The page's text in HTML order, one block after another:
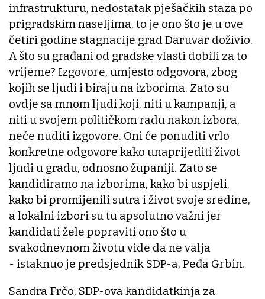
infrastrukturu, nedostatak pješačkih staza po
prigradskim naseljima, to je ono što je u ove
četiri godine stagnacije grad Daruvar doživio.
A što su građani od gradske vlasti dobili za to
vrijeme? Izgovore, umjesto odgovora, zbog
kojih se ljudi i biraju na izborima. Zato su
ovdje sa mnom ljudi koji, niti u kampanji, a
niti u svojem političkom radu nakon izbora,
neće nuditi izgovore. Oni će ponuditi vrlo
konkretne odgovore kako unaprijediti život
ljudi u gradu, odnosno županiji. Zato se
kandidiramo na izborima, kako bi uspjeli,
kako bi promijenili sutra i život svoje sredine,
a lokalni izbori su tu apsolutno važni jer
kandidati žele popraviti ono što u
svakodnevnom životu vide da ne valja
- istaknuo je predsjednik SDP-a, Peđa Grbin.
Sandra Frčo, SDP-ova kandidatkinja za